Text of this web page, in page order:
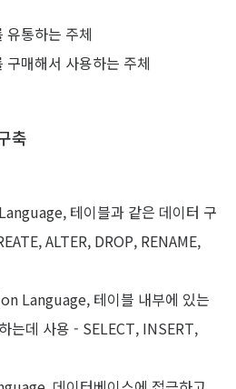
유통하는 주체
매해서 사용하는 주체
축
테이블과 같은 데이터 구
ALTER, DROP, RENAME,
Language, 테이블 내부에 있는
는데 사용 - SELECT, INSERT,